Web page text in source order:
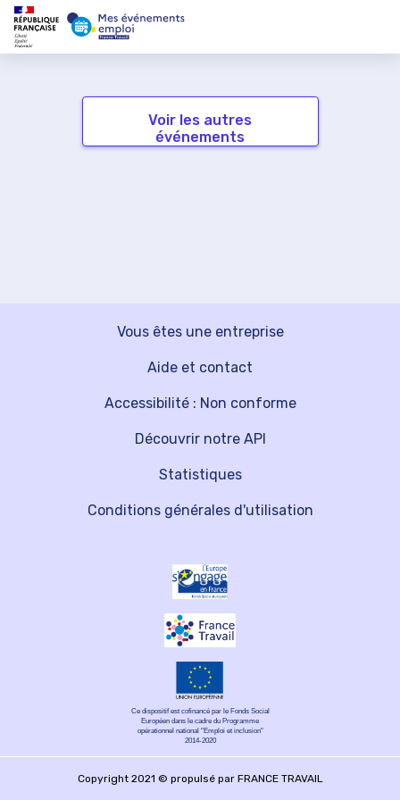
Voir les autres
événements
Vous êtes une entreprise
Découvrir notre API
Aide et contact
Statistiques
Accessibilité : Non conforme
Conditions générales d'utilisation
Ce dispositif est cofinancé par le Fonds Social
Européen dans le cadre du Programme
opérationnel national "Emploi et inclusion"
2014-2020
Copyright 2021 © propulsé par FRANCE TRAVAIL